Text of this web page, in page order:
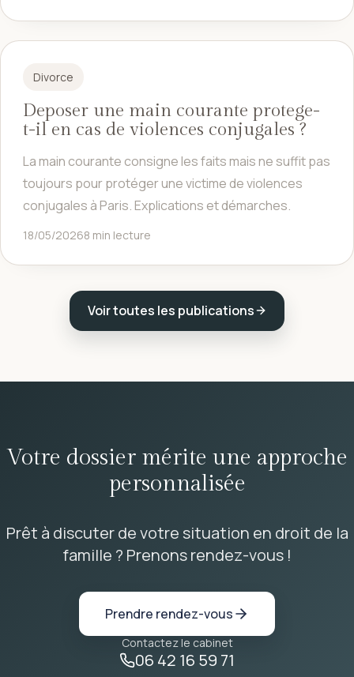
Divorce
Deposer une main courante protege-
t-il en cas de violences conjugales ?
La main courante consigne les faits mais ne suffit pas
toujours pour protéger une victime de violences
conjugales à Paris. Explications et démarches.
18/05/20268 min lecture
Voir toutes les publications
Votre dossier mérite une approche
personnalisée
Prêt à discuter de votre situation en droit de la
famille ? Prenons rendez-vous !
Prendre rendez-vous
Contactez le cabinet
06 42 16 59 71